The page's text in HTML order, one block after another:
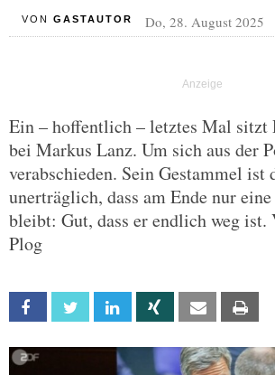
VON GASTAUTOR Do, 28. August 2025
Ein – hoffentlich – letztes Mal sitzt
bei Markus Lanz. Um sich aus der
verabschieden. Sein Gestammel ist
unerträglich, dass am Ende nur
bleibt: Gut, dass er endlich weg ist.
Plog
Facebook Twitter Linkedin Xing Email